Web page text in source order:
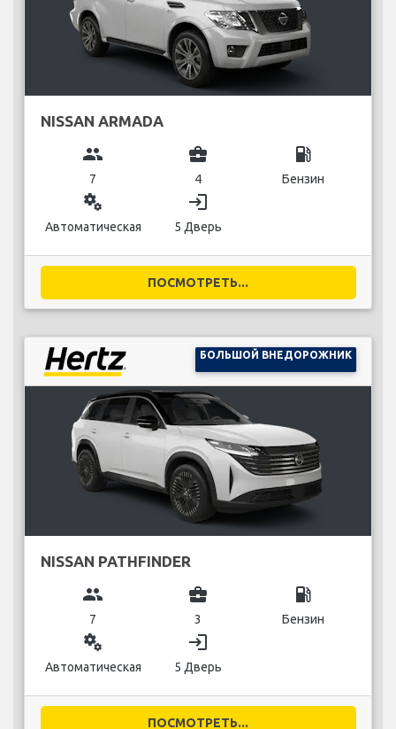
NISSAN ARMADA
group
7
business_center
4
local_gas_station
Бензин
miscellaneous_services
Автоматическая
login
5 Дверь
ПОСМОТРЕТЬ...
БОЛЬШОЙ ВНЕДОРОЖНИК
NISSAN PATHFINDER
group
7
business_center
3
local_gas_station
Бензин
miscellaneous_services
Автоматическая
login
5 Дверь
ПОСМОТРЕТЬ...